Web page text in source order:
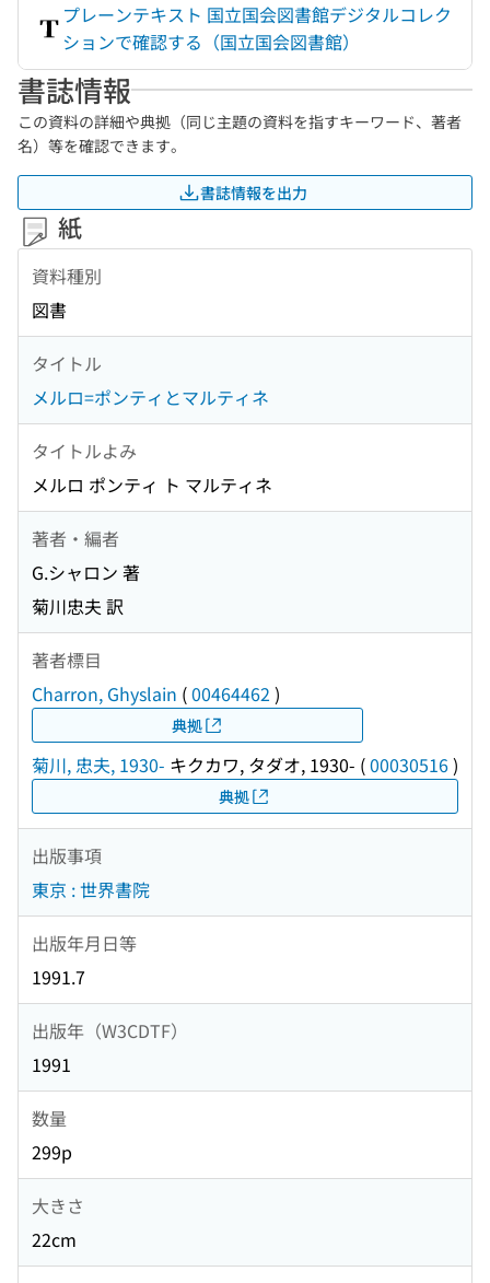
プレーンテキスト 国立国会図書館デジタルコレク
ションで確認する（国立国会図書館）
書誌情報
この資料の詳細や典拠（同じ主題の資料を指すキーワード、著者
名）等を確認できます。
書誌情報を出力
紙
資料種別
図書
タイトル
メルロ=ポンティとマルティネ
タイトルよみ
メルロ ポンティ ト マルティネ
著者・編者
G.シャロン 著
菊川忠夫 訳
著者標目
Charron, Ghyslain (00464462 )
典拠
菊川, 忠夫, 1930- キクカワ, タダオ, 1930- (00030516)
典拠
出版事項
東京 : 世界書院
出版年月日等
1991.7
出版年（W3CDTF）
1991
数量
299p
大きさ
22cm